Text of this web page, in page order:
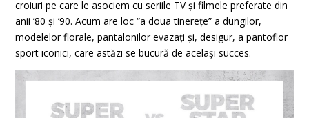
croiuri pe care le asociem cu seriile TV și filmele preferate din
anii ’80 și ’90. Acum are loc “a doua tinerețe” a dungilor,
modelelor florale, pantalonilor evazați și, desigur, a pantoflor
sport iconici, care astăzi se bucură de același succes.